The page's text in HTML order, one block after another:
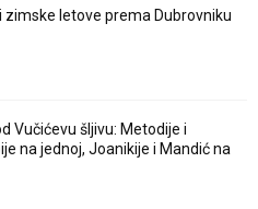
zimske letove prema Dubrovniku
Vučićevu šljivu: Metodije i
na jednoj, Joanikije i Mandić na